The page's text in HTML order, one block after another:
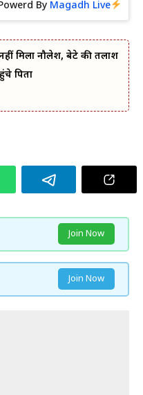
By Magadh Live
मिला नौलेश, बेटे की तलाश
पिता
Join Now
Join Now